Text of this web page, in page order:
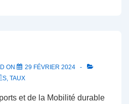
ON
29 FÉVRIER 2024
, TAUX
et de la Mobilité durable